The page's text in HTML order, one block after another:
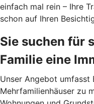
einfach mal rein – Ihre
schon auf Ihren
Sie suchen für
Familie eine
Unser Angebot umfasst
Mehrfamilienhäuser zu